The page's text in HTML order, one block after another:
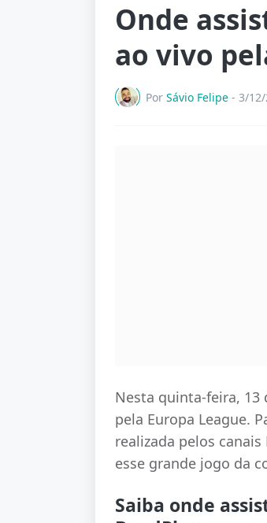
Onde
ao vivo
Por Sávio Felipe - 3/12/
Nesta quinta-feira, 13
pela Europa League.
realizada pelos
esse grande jogo da
Saiba onde